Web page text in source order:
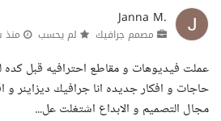
Janna M.
مصمم جرافيك لم يحسب منذ
عملت فيديوهات و مقاطع احترافيه قبل كده
حاجات و افكار جديده انا جرافيك ديزاينر
مجال التصميم و الابداع اشتغلت عل...